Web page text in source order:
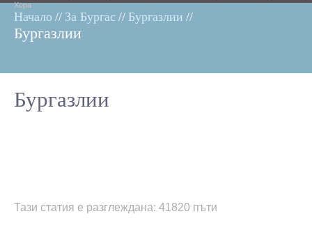
Хора
Начало // За Бургас // Бургазлии //
Бургазлии
Бургазлии
Тази статия е разглеждана: 41820 пъти